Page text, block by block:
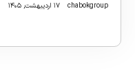
chabokgroup ۱۷ اردیبهشت, ۱۴۰۵